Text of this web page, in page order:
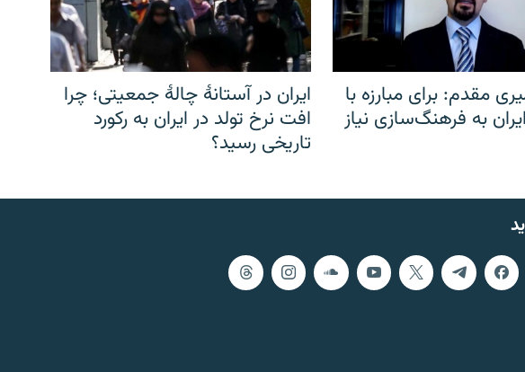
مقدم: برای مبارزه با
به فرهنگ‌سازی نیاز
ایران در آستانهٔ چالهٔ جمعیتی؛ چرا
افت نرخ تولد در ایران به رکورد
تاریخی رسید؟